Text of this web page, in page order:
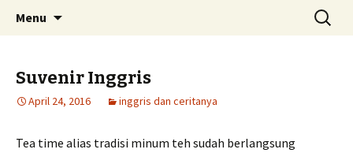
Menu
Search
for:
Suvenir Inggris
April 24, 2016 inggris dan ceritanya
Tea time alias tradisi minum teh sudah berlangsung